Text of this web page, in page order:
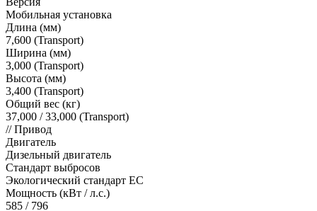
Мобильная установка
Длина (мм)
7,600 (Transport)
Ширина (мм)
3,000 (Transport)
Высота (мм)
3,400 (Transport)
Общий вес (кг)
37,000 / 33,000 (Transport)
//Привод
Двигатель
Дизельный двигатель
Стандарт выбросов
Экологический стандарт ЕС
Мощность (кВт / л.с.)
585 / 796